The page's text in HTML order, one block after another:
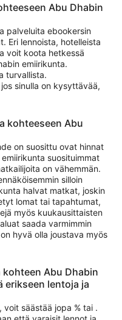
Abu Dhabin
palveluita ebookersin
Eri lennoista, hotelleista
voit koota hetkessä
emiirikunta.
turvallista.
sinulla on kysyttävää,
kohteeseen Abu
on suosittu ovat hinnat
suosituimmat
on vähemmän.
silloin
halvat matkat, joskin
lomat tai tapahtumat,
myös kuukausittaisten
saada varmimmin
hyvä olla joustava myös
Abu Dhabin
erikseen lentoja ja
säästää jopa % tai .